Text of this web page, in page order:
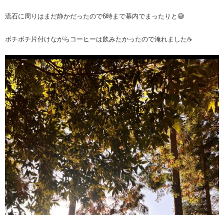
流石に周りはまだ静かだったので6時まで幕内でまったりと😅
ボチボチ片付けながらコーヒーは飲みたかったので淹れました☕️